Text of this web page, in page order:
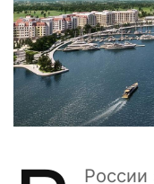
России